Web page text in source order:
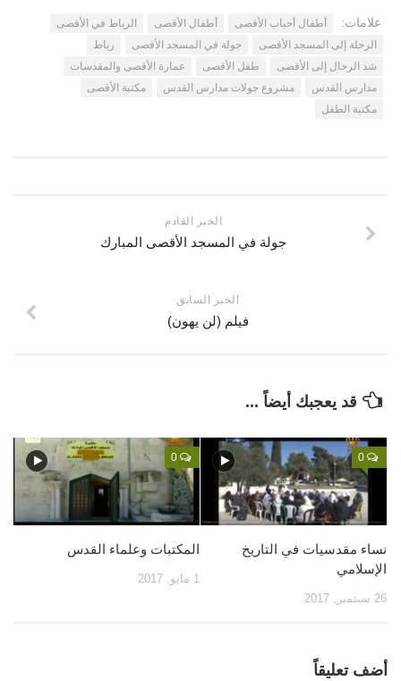
مكتبة الصوتيات
أخرى
الموقع الأم
علامات: أطفال أحباب الأقصى أطفال الأقصى
الرباط في الأقصى
الرحلة إلى المسجد الأقصى
جولة في المسجد الأقصى
رباط
شد الرحال إلى الأقصى
طفل الأقصى
عمارة الأقصى والمقدسات
مدارس القدس
مشروع جولات مدارس القدس
مكتبة الأقصى
مكتبة الطفل
الخبر القادم
جولة في المسجد الأقصى المبارك
الخبر السابق
فيلم (لن يهون)
قد يعجبك أيضاً ...
0
نساء مقدسيات في التاريخ
الإسلامي
26 سبتمبر, 2017
0
المكتبات وعلماء القدس
1 مايو, 2017
أضف تعليقاً